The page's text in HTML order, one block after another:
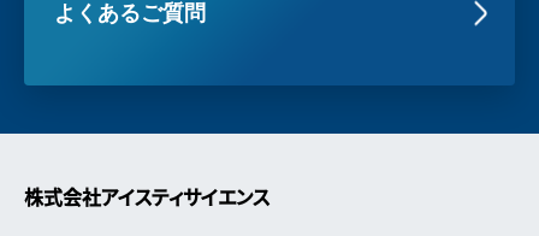
よくあるご質問
株式会社アイスティサイエンス